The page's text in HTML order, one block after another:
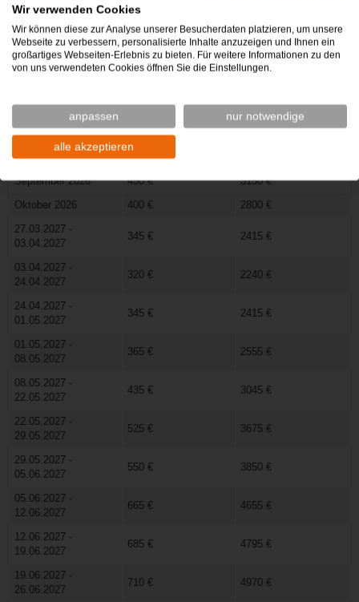
Wir verwenden Cookies
Wir können diese zur Analyse unserer Besucherdaten platzieren, um unsere
Webseite zu verbessern, personalisierte Inhalte anzuzeigen und Ihnen ein
großartiges Webseiten-Erlebnis zu bieten. Für weitere Informationen zu den
von uns verwendeten Cookies öffnen Sie die Einstellungen.
anpassen nur notwendige
alle akzeptieren
06.06.2026
06.06.2026 -
13.06.2026
725 € 5075 €
13.06.2026 -
750 € 5250 €
27.06.2026 -
5810 €
Juli 2026 - August
2026
530 €
September 2026 450 €
3150 €
Oktober 2026
400 €
2800 €
27.03.2027 -
03.04.2027
345 € 2415 €
03.04.2027 -
24.04.2027
320 € 2240 €
24.04.2027 -
01.05.2027
345 € 2415 €
01.05.2027 -
08.05.2027
365 € 2555 €
08.05.2027 -
22.05.2027
435 € 3045 €
22.05.2027 -
29.05.2027
525 € 3675 €
29.05.2027 -
05.06.2027
550 € 3850 €
05.06.2027 -
12.06.2027
665 € 4655 €
12.06.2027 -
19.06.2027
685 € 4795 €
19.06.2027 -
26.06.2027
710 € 4970 €